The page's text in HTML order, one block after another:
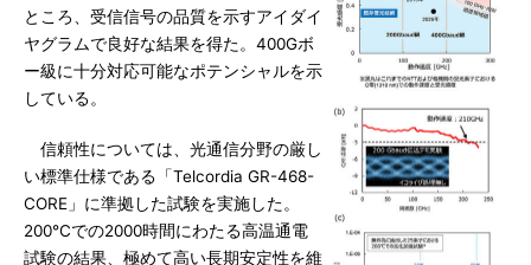
ところ、受信信号の品質を示すアイダイ
ヤグラムで良好な結果を得た。400Gボ
ー級に十分対応可能なポテンシャルを示
している。
信頼性については、光通信分野の厳し
い標準仕様である「Telcordia GR-468-
CORE」に準拠した試験を実施した。
200℃での2000時間にわたる高温通電
試験の結果、極めて高い長期安定性を維